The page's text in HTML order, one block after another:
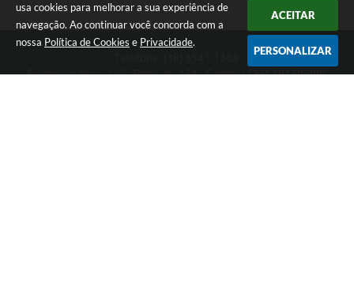
usa cookies para melhorar a sua experiência de
navegação. Ao continuar você concorda com a
nossa Política de Cookies e Privacidade.
ACEITAR
PERSONALIZAR
Endereço: Praça João Pinheiro, 154 - Centro | CEP: 39150-000